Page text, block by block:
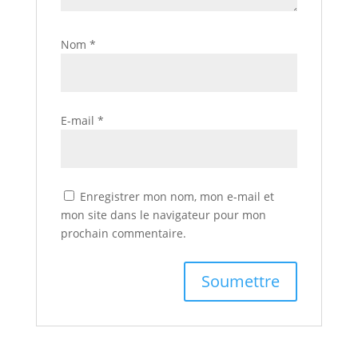
Nom *
E-mail *
Enregistrer mon nom, mon e-mail et
mon site dans le navigateur pour mon
prochain commentaire.